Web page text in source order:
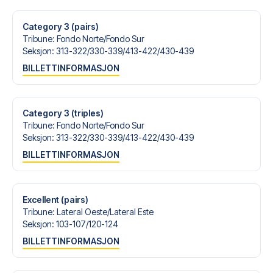
med personlig service både før og under reisen. Vi er
tilgjengelige på
trenger hjelp til å bestille reisen.
Er du klar for å oppleve Atlético Madrid på Estadio
Metropolitano mot Sevilla? Kontakt oss idag, og la oss
Category 3 (pairs)
Tribune: Fondo Norte/​Fondo Sur
Seksjon: 313-322/​330-339/​413-422/​430-439
BILLETTINFORMASJON
Category 3 (triples)
Tribune: Fondo Norte/​Fondo Sur
Seksjon: 313-322/​330-339/​413-422/​430-439
BILLETTINFORMASJON
Excellent (pairs)
Tribune: Lateral Oeste/​Lateral Este
Seksjon: 103-107/​120-124
BILLETTINFORMASJON